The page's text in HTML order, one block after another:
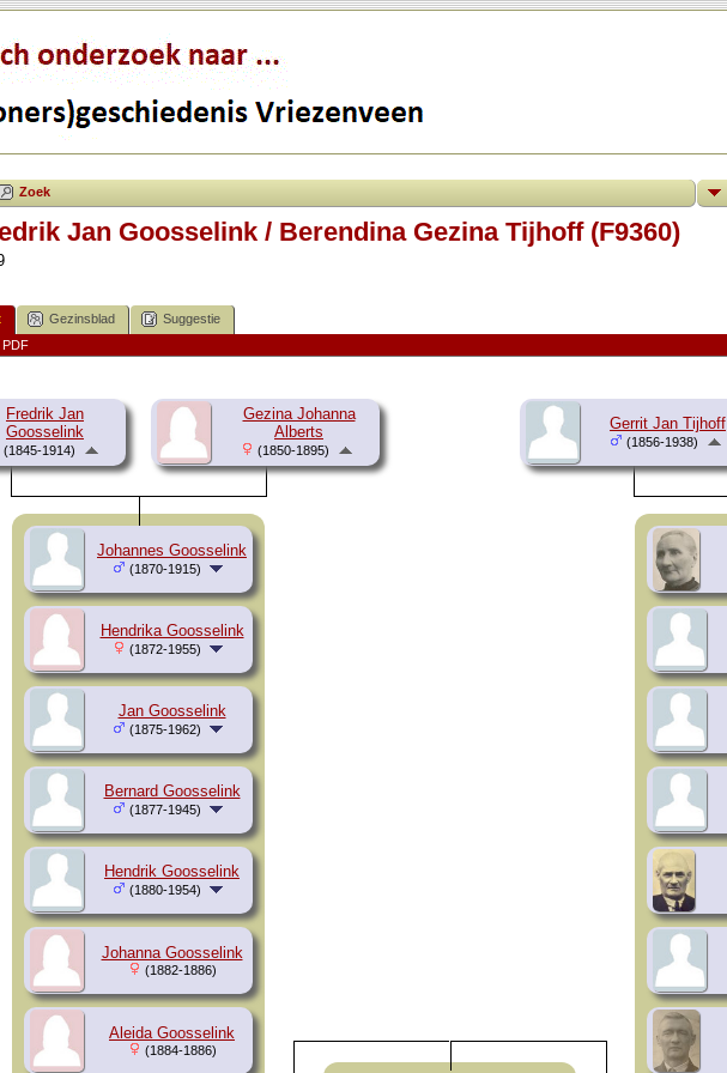
Zoek
Jan Goosselink / Berendina Gezina Tijhoff (F9360)
Gezinsblad
Suggestie
PDF
Fredrik Jan
Goosselink
(1845-1914)
Gezina Johanna
Alberts
(1850-1895)
Johannes Goosselink
(1870-1915)
Hendrika Goosselink
(1872-1955)
Jan Goosselink
(1875-1962)
Bernard Goosselink
(1877-1945)
Hendrik Goosselink
(1880-1954)
Johanna Goosselink
(1882-1886)
Aleida Goosselink
(1884-1886)
Gerrit Jan Tijhoff
(1856-1938)